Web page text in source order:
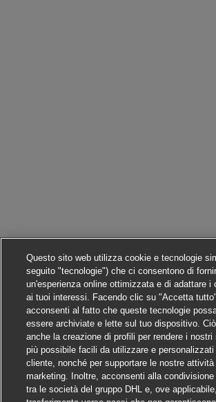
Questo sito web utilizza cookie e tecnologie
seguito "tecnologie") che ci consentono di
un'esperienza online ottimizzata e di adattare i
ai tuoi interessi. Facendo clic su "Accetta
acconsenti al fatto che queste tecnologie
essere archiviate e lette sul tuo dispositivo.
anche la creazione di profili per rendere i nostri
più possibile facili da utilizzare e personalizzati
cliente, nonché per supportare le nostre attività
marketing. Inoltre, acconsenti alla condivisione
tra le società del gruppo DHL e, ove